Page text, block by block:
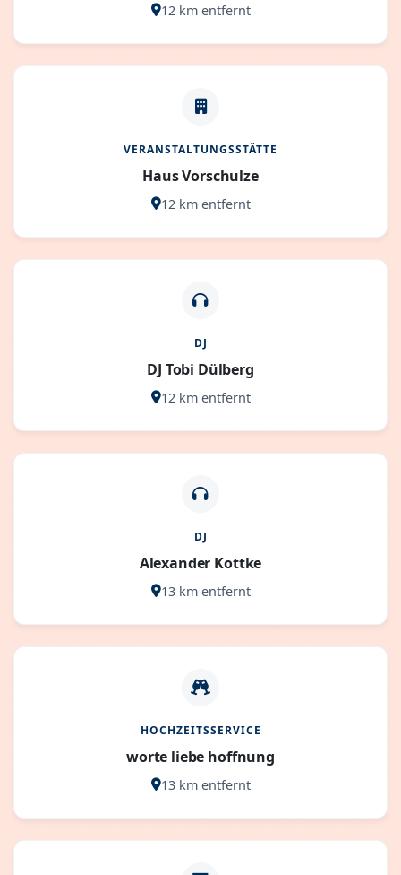
12 km entfernt
VERANSTALTUNGSSTÄTTE
Haus Vorschulze
12 km entfernt
DJ
DJ Tobi Dülberg
12 km entfernt
DJ
Alexander Kottke
13 km entfernt
HOCHZEITSSERVICE
worte liebe hoffnung
13 km entfernt